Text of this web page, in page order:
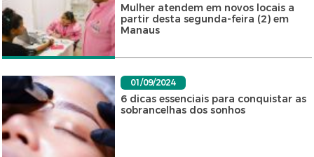
Mulher atendem em novos locais a
partir desta segunda-feira (2) em
Manaus
01/09/2024
6 dicas essenciais para conquistar as
sobrancelhas dos sonhos